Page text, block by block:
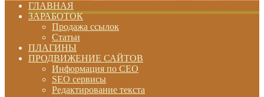
ГЛАВНАЯ
ЗАРАБОТОК
Продажа ссылок
Статьи
ПЛАГИНЫ
ПРОДВИЖЕНИЕ САЙТОВ
Информация по СЕО
SEO сервисы
Редактирование текста